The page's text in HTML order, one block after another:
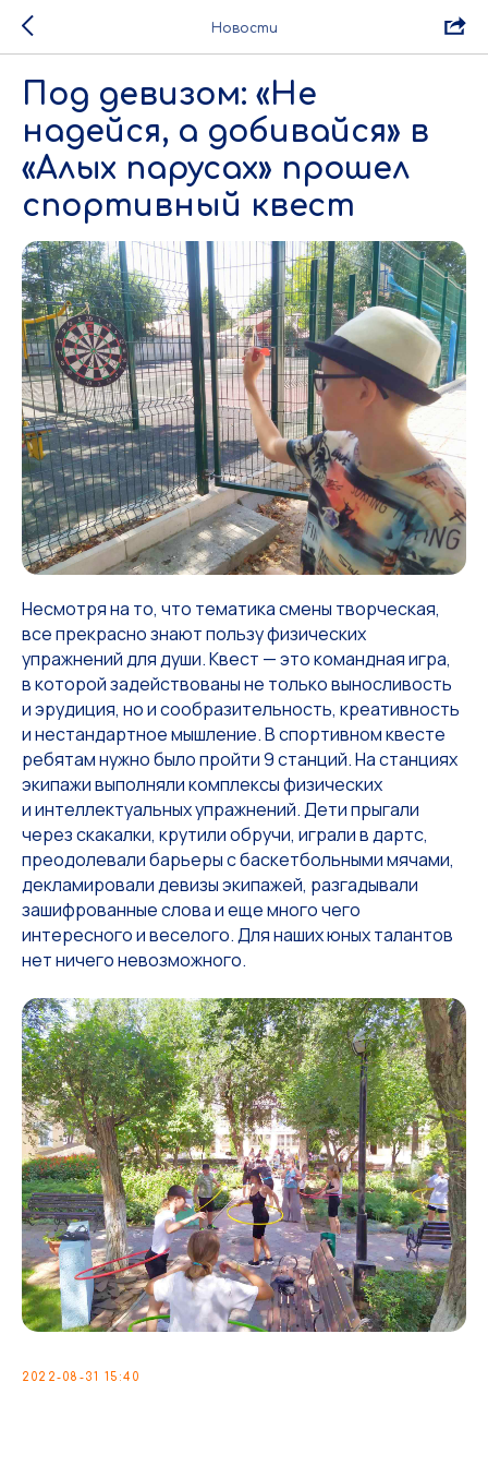
Новости
Под девизом: «Не
надейся, а добивайся» в
«Алых парусах» прошел
спортивный квест
Несмотря на то, что тематика смены творческая,
все прекрасно знают пользу физических
упражнений для души. Квест — это командная игра,
в которой задействованы не только выносливость
и эрудиция, но и сообразительность, креативность
и нестандартное мышление. В спортивном квесте
ребятам нужно было пройти 9 станций. На станциях
экипажи выполняли комплексы физических
и интеллектуальных упражнений. Дети прыгали
через скакалки, крутили обручи, играли в дартс,
преодолевали барьеры с баскетбольными мячами,
декламировали девизы экипажей, разгадывали
зашифрованные слова и еще много чего
интересного и веселого. Для наших юных талантов
нет ничего невозможного.
2022-08-31 15:40